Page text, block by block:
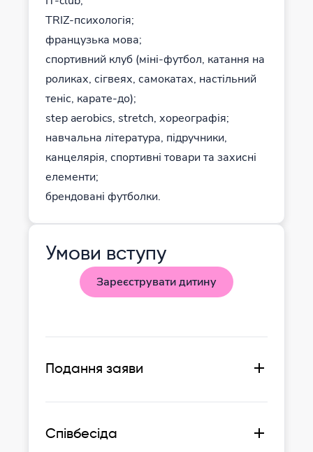
TRIZ-психологія;
французька мова;
спортивний клуб (міні-футбол, катання на
роликах, сігвеях, самокатах, настільний
теніс, карате-до);
step aerobics, stretch, хореографія;
навчальна література, підручники,
канцелярія, спортивні товари та захисні
елементи;
брендовані футболки.
Умови вступу
Зареєструвати дитину
Подання заяви
Зустрітися всієї сім’єю з директором
Співбесіда